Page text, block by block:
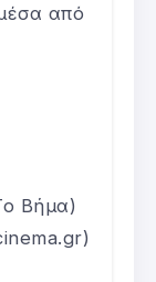
από
Βήμα)